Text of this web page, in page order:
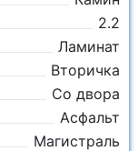
2.2
Ламинат
Вторичка
Со двора
Асфальт
Магистраль